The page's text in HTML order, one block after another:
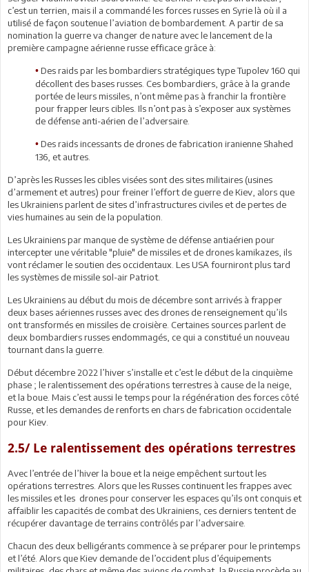
c’est un terrien, mais il a commandé les forces russes en Syrie là où il a
utilisé de façon soutenue l’aviation de bombardement. A partir de sa
nomination la guerre va changer de nature avec le lancement de la
première campagne aérienne russe efficace grâce à:
• Des raids par les bombardiers stratégiques type Tupolev 160 qui
décollent des bases russes. Ces bombardiers, grâce à la grande
portée de leurs missiles, n’ont même pas à franchir la frontière
pour frapper leurs cibles. Ils n’ont pas à s’exposer aux systèmes
de défense anti-aérien de l’adversaire.
• Des raids incessants de drones de fabrication iranienne Shahed
136, et autres.
D’après les Russes les cibles visées sont des sites militaires (usines
d’armement et autres) pour freiner l’effort de guerre de Kiev, alors que
les Ukrainiens parlent de sites d’infrastructures civiles et de pertes de
vies humaines au sein de la population.
Les Ukrainiens par manque de système de défense antiaérien pour
intercepter une véritable "pluie" de missiles et de drones kamikazes, ils
vont réclamer le soutien des occidentaux. Les USA fourniront plus tard
les systèmes de missile sol-air Patriot.
Les Ukrainiens au début du mois de décembre sont arrivés à frapper
deux bases aériennes russes avec des drones de renseignement qu’ils
ont transformés en missiles de croisière. Certaines sources parlent de
deux bombardiers russes endommagés, ce qui a constitué un nouveau
tournant dans la guerre.
Début décembre 2022 l’hiver s’installe et c’est le début de la cinquième
phase ; le ralentissement des opérations terrestres à cause de la neige,
et la boue. Mais c’est aussi le temps pour la régénération des forces côté
Russe, et les demandes de renforts en chars de fabrication occidentale
pour Kiev.
2.5/ Le ralentissement des opérations terrestres
Avec l’entrée de l’hiver la boue et la neige empêchent surtout les
opérations terrestres. Alors que les Russes continuent les frappes avec
les missiles et les drones pour conserver les espaces qu’ils ont conquis et
affaiblir les capacités de combat des Ukrainiens, ces derniers tentent de
récupérer davantage de terrains contrôlés par l’adversaire.
Chacun des deux belligérants commence à se préparer pour le printemps
et l’été. Alors que Kiev demande de l’occident plus d’équipements